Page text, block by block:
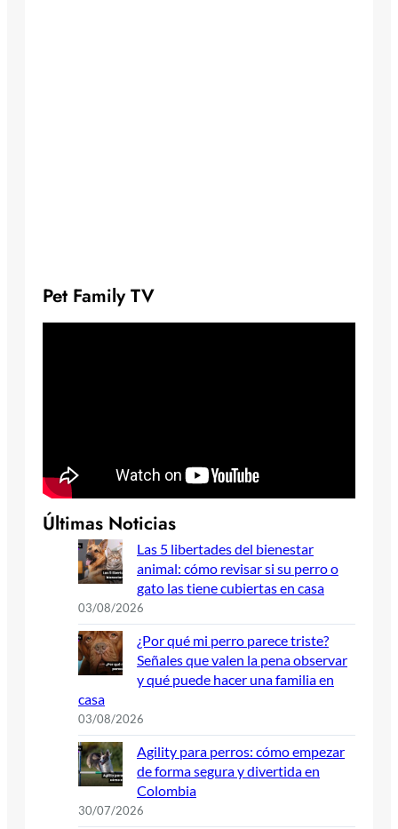
Pet Family TV
Últimas Noticias
Las 5 libertades del bienestar
animal: cómo revisar si su perro o
gato las tiene cubiertas en casa
03/08/2026
¿Por qué mi perro parece triste?
Señales que valen la pena observar
y qué puede hacer una familia en
casa
03/08/2026
Agility para perros: cómo empezar
de forma segura y divertida en
Colombia
30/07/2026